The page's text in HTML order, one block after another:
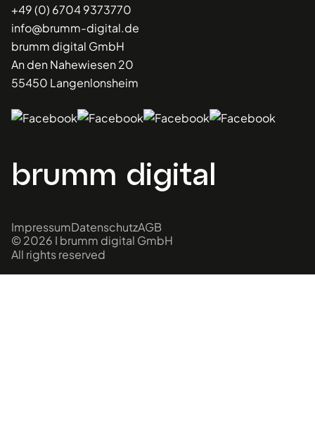
+49 (0) 6704 9373770
info@brumm-digital.de
brumm digital GmbH
An den Nahewiesen 20
55450 Langenlonsheim
brumm digital
© 2026 I brumm digital GmbH
All rights reserved
ImpressumDatenschutzAGB